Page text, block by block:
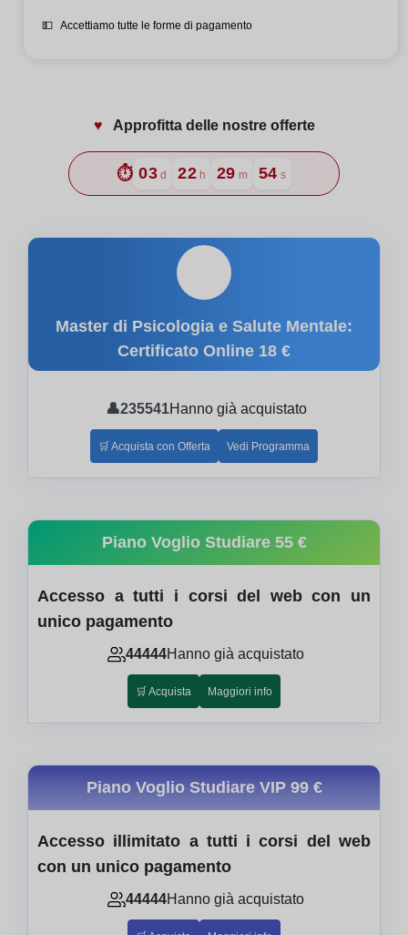
💵 Accettiamo tutte le forme di pagamento
♥️ Approfitta delle nostre offerte
⏱️ 03 d 22 h 29 m 53 s
Master di Psicologia e Salute Mentale:
Certificato Online 18 €
👤235541Hanno già acquistato
🛒 Acquista con Offerta Vedi Programma
Piano Voglio Studiare 55 €
Accesso a tutti i corsi del web con un
unico pagamento
44444Hanno già acquistato
🛒 Acquista Maggiori info
Piano Voglio Studiare VIP 99 €
Accesso illimitato a tutti i corsi del web
con un unico pagamento
44444Hanno già acquistato